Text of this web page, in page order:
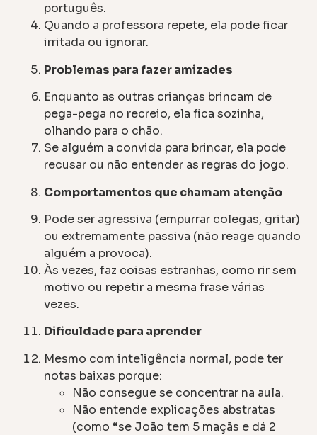
português.
Quando a professora repete, ela pode ficar
irritada ou ignorar.
Problemas para fazer amizades
Enquanto as outras crianças brincam de
pega-pega no recreio, ela fica sozinha,
olhando para o chão.
Se alguém a convida para brincar, ela pode
recusar ou não entender as regras do jogo.
Comportamentos que chamam atenção
Pode ser agressiva (empurrar colegas, gritar)
ou extremamente passiva (não reage quando
alguém a provoca).
Às vezes, faz coisas estranhas, como rir sem
motivo ou repetir a mesma frase várias
vezes.
Dificuldade para aprender
Mesmo com inteligência normal, pode ter
notas baixas porque:
Não consegue se concentrar na aula.
Não entende explicações abstratas
(como “se João tem 5 maçãs e dá 2